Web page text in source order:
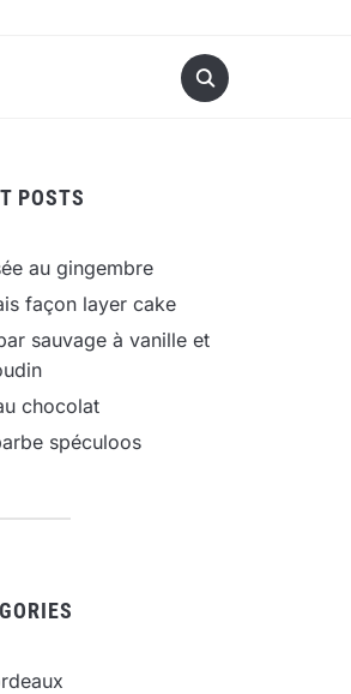
POSTS
au gingembre
façon layer cake
sauvage à vanille et
chocolat
spéculoos